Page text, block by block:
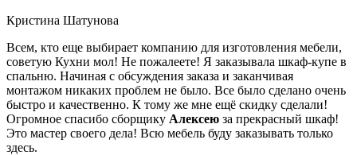
Кристина Шатунова
Всем, кто еще выбирает компанию для изготовления мебели,
советую Кухни мол! Не пожалеете! Я заказывала шкаф-купе в
спальню. Начиная с обсуждения заказа и заканчивая
монтажом никаких проблем не было. Все было сделано очень
быстро и качественно. К тому же мне ещё скидку сделали!
Огромное спасибо сборщику Алексею за прекрасный шкаф!
Это мастер своего дела! Всю мебель буду заказывать только
здесь.